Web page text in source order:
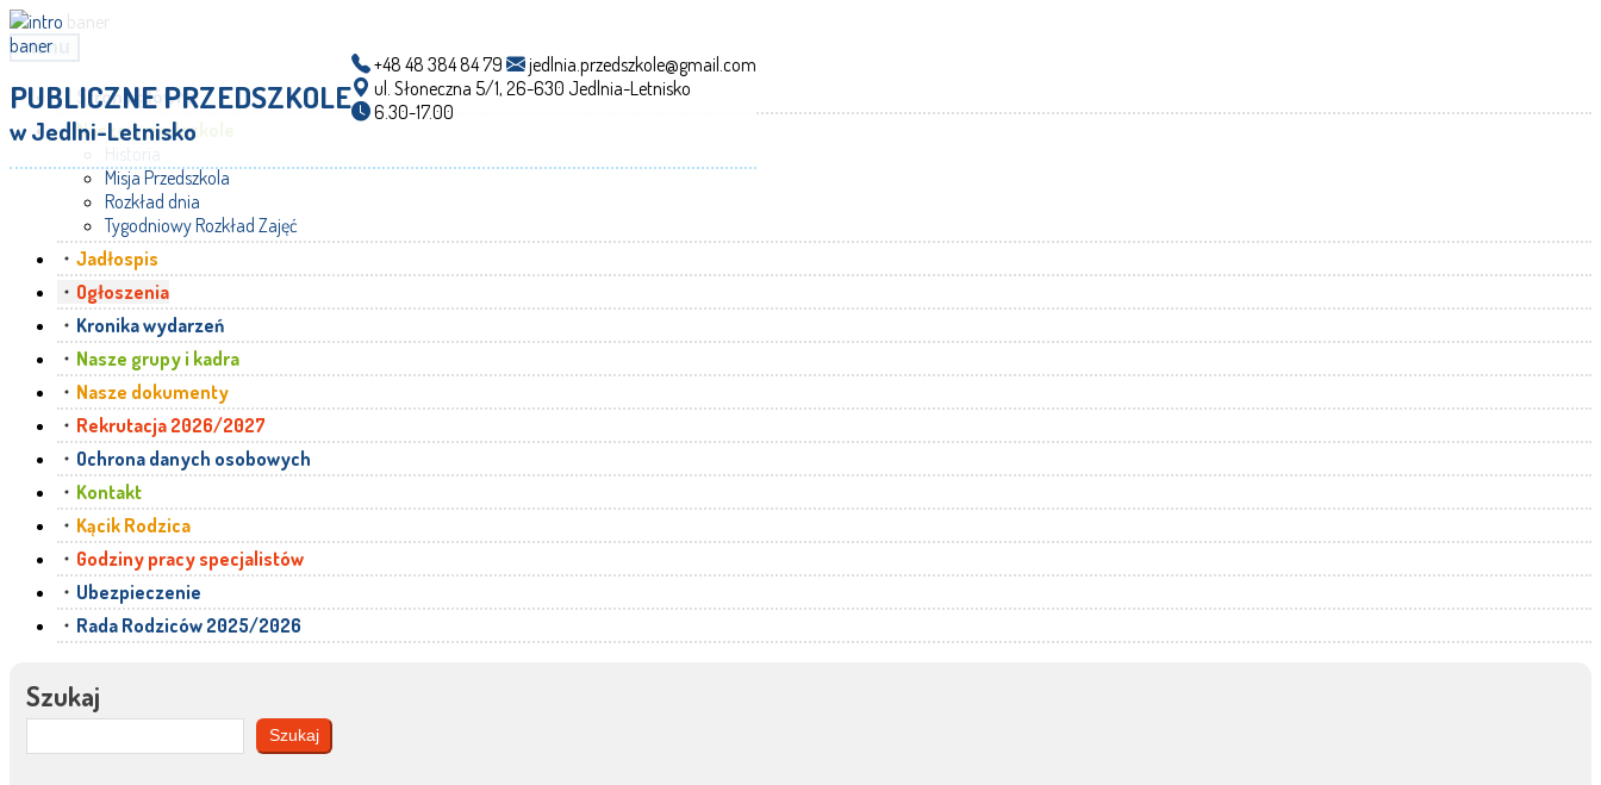
PUBLICZNE PRZEDSZKOLE
w Jedlni-Letnisko
+48 48 384 84 79
jedlnia.przedszkole@gmail.com
ul. Słoneczna 5/1, 26-630 Jedlnia-Letnisko
6.30-17.00
menu
Strona główna
Nasze przedszkole
Misja Przedszkola
Rozkład dnia
Tygodniowy Rozkład Zajęć
Jadłospis
Ogłoszenia
Kronika wydarzeń
Nasze grupy i kadra
Nasze dokumenty
Rekrutacja 2026/2027
Ochrona danych osobowych
Kontakt
Kącik Rodzica
Godziny pracy specjalistów
Ubezpieczenie
Rada Rodziców 2025/2026
Szukaj
Szukaj